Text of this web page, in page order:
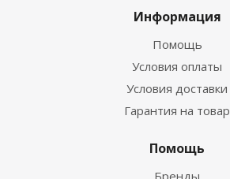
Информация
Помощь
Условия оплаты
Условия доставки
Гарантия на товар
Помощь
Бренды